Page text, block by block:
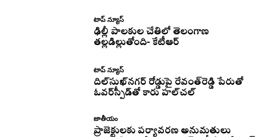
టాప్ న్యూస్
ఢిల్లీ పాలకుల చేతిలో తెలంగాణ
తల్లడిల్లుతోంది- కేటీఆర్
టాప్ న్యూస్
దిల్‌సుఖ్‌నగర్‌ రోడ్డుపై రేవంత్‌రెడ్డి పేరుతో
ఓవర్‌స్పీడ్‌తో కారు హల్‌చల్‌
జాతీయం
ప్రాజెక్టులకు పర్యావరణ అనుమతులు